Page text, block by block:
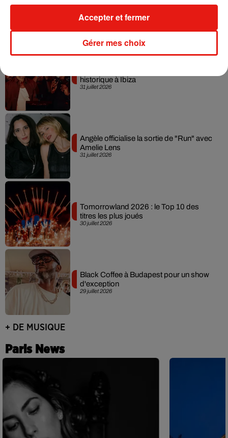
31 juillet 2026
31 juillet 2026
historique à Ibiza
31 juillet 2026
Angèle officialise la sortie de "Run" avec
Amelie Lens
30 juillet 2026
Tomorrowland 2026 : le Top 10 des
titres les plus joués
29 juillet 2026
Black Coffee à Budapest pour un show
d'exception
+ DE MUSIQUE
Paris News
Gérer mes choix
Accepter et fermer